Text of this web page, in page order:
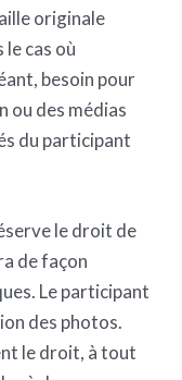
originale
cas où
besoin pour
ou des médias
du participant
le droit de
de façon
Le participant
des photos.
le droit, à tout